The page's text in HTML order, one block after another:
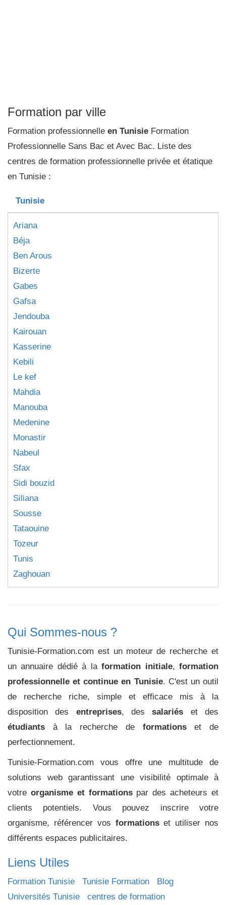
Formation par ville
Formation professionnelle en Tunisie Formation
Professionnelle Sans Bac et Avec Bac. Liste des
centres de formation professionnelle privée et étatique
en Tunisie :
Tunisie
Ariana
Béja
Ben Arous
Bizerte
Gabes
Gafsa
Jendouba
Kairouan
Kasserine
Kebili
Le kef
Mahdia
Manouba
Medenine
Monastir
Nabeul
Sfax
Sidi bouzid
Siliana
Sousse
Tataouine
Tozeur
Tunis
Zaghouan
Qui Sommes-nous ?
Tunisie-Formation.com est un moteur de recherche et
un annuaire dédié à laformation initiale,formation
professionnelle et continue en Tunisie. C'est un outil
de recherche riche, simple et efficace mis à la
disposition des entreprises, dessalariés et des
étudiants à la recherche de formationset de
perfectionnement.
Tunisie-Formation.com vous offre une multitude de
solutions web garantissant une visibilité optimale à
votre organisme et formationspar des acheteurs et
clients potentiels. Vous pouvez inscrire votre
organisme, référencer vos formationset utiliser nos
différents espaces publicitaires.
Liens Utiles
Formation Tunisie Tunisie Formation
Blog
Universités Tunisie
centres de formation